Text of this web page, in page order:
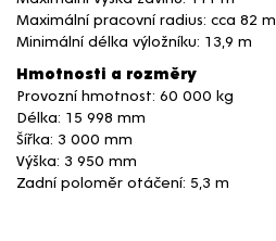
Maximální pracovní radius: cca 82 m
Minimální délka výložníku: 13,9 m
Hmotnosti a rozměry
Provozní hmotnost: 60 000 kg
Délka: 15 998 mm
Šířka: 3 000 mm
Výška: 3 950 mm
Zadní poloměr otáčení: 5,3 m